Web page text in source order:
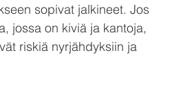
sopivat jalkineet. Jos
jossa on kiviä ja kantoja,
riskiä nyrjähdyksiin ja